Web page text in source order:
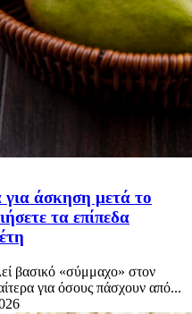
άσκηση μετά το
τα επίπεδα
βασικό «σύμμαχο» στον
για όσους πάσχουν από...